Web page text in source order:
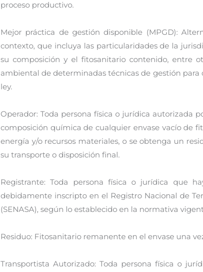
proceso productivo.
Mejor práctica de gestión disponible (MPGD):
contexto, que incluya las particularidades de la
su composición y el fitosanitario contenido, entre
ambiental de determinadas técnicas de gestión
ley.
Operador: Toda persona física o jurídica autorizada
composición química de cualquier envase vacío de
energía y/o recursos materiales, o se obtenga un
su transporte o disposición final.
Registrante: Toda persona física o jurídica que
debidamente inscripto en el Registro Nacional de
(SENASA), según lo establecido en la normativa
Residuo: Fitosanitario remanente en el envase una
Transportista Autorizado: Toda persona física o